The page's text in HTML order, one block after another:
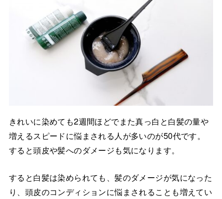
きれいに染めても2週間ほどでまた真っ白と白髪の量や
増えるスピードに悩まされる人が多いのが50代です。
すると頭皮や髪へのダメージも気になります。
すると白髪は染められても、髪のダメージが気になった
り、頭皮のコンディションに悩まされることも増えてい